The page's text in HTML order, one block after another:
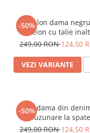
-50%
Pantalon dama
creion cu talie
249,00 RON124,50
VEZI VARIANTE
-50%
Blugi dama din
buzunare la spate
249,00 RON124,50